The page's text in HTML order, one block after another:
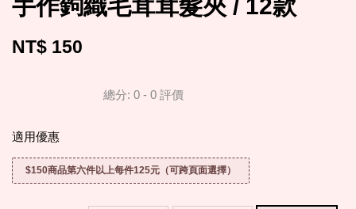
手作鉤織毛茸茸髮夾 / 12款
NT$ 150
總分: 0 - 0 評價
適用優惠
$150商品第六件以上每件125元（可跨頁面選擇）